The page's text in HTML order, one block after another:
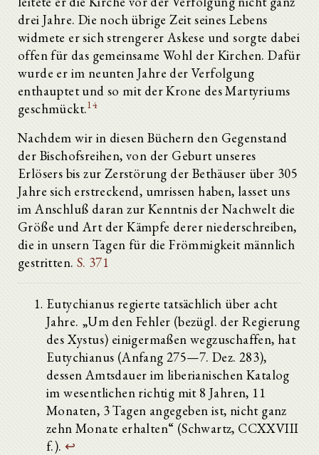
drei Jahre. Die noch übrige Zeit seines Lebens
widmete er sich strengerer Askese und sorgte dabei
offen für das gemeinsame Wohl der Kirchen. Dafür
wurde er im neunten Jahre der Verfolgung
enthauptet und so mit der Krone des Martyriums
geschmückt.14
Nachdem wir in diesen Büchern den Gegenstand
der Bischofsreihen, von der Geburt unseres
Erlösers bis zur Zerstörung der Bethäuser über 305
Jahre sich erstreckend, umrissen haben, lasset uns
im Anschluß daran zur Kenntnis der Nachwelt die
Größe und Art der Kämpfe derer niederschreiben,
die in unsern Tagen für die Frömmigkeit männlich
gestritten. S. 371
Eutychianus regierte tatsächlich über acht
Jahre. „Um den Fehler (bezügl. der Regierung
des Xystus) einigermaßen wegzuschaffen, hat
Eutychianus (Anfang 275—7. Dez. 283),
dessen Amtsdauer im liberianischen Katalog
im wesentlichen richtig mit 8 Jahren, 11
Monaten, 3 Tagen angegeben ist, nicht ganz
zehn Monate erhalten“ (Schwartz, CCXXVIII
f.). ↩